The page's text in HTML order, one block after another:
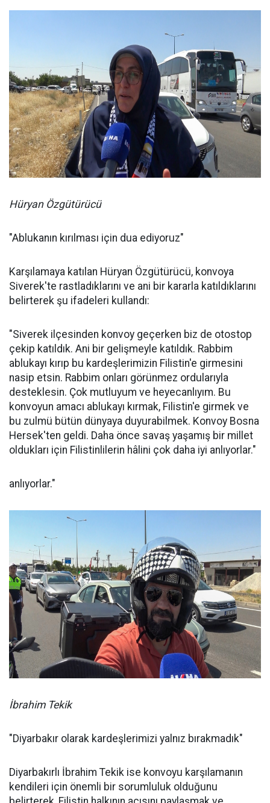
Hüryan Özgütürücü
"Ablukanın kırılması için dua ediyoruz"
Karşılamaya katılan Hüryan Özgütürücü, konvoya
Siverek'te rastladıklarını ve ani bir kararla katıldıklarını
belirterek şu ifadeleri kullandı:
"Siverek ilçesinden konvoy geçerken biz de otostop
çekip katıldık. Ani bir gelişmeyle katıldık. Rabbim
ablukayı kırıp bu kardeşlerimizin Filistin'e girmesini
nasip etsin. Rabbim onları görünmez ordularıyla
desteklesin. Çok mutluyum ve heyecanlıyım. Bu
konvoyun amacı ablukayı kırmak, Filistin'e girmek ve
bu zulmü bütün dünyaya duyurabilmek. Konvoy Bosna
Hersek'ten geldi. Daha önce savaş yaşamış bir millet
oldukları için Filistinlilerin hâlini çok daha iyi anlıyorlar."
anlıyorlar."
İbrahim Tekik
"Diyarbakır olarak kardeşlerimizi yalnız bırakmadık"
Diyarbakırlı İbrahim Tekik ise konvoyu karşılamanın
kendileri için önemli bir sorumluluk olduğunu